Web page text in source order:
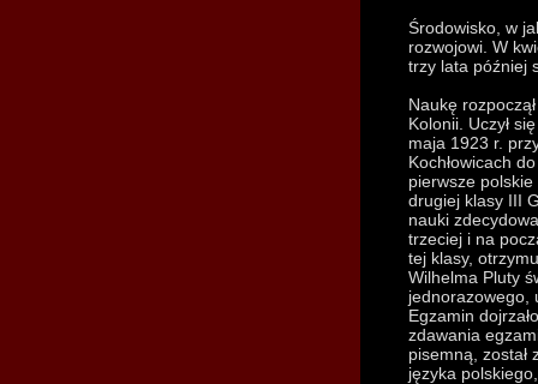
Środowisko, w
rozwojowi. W
trzy lata później
Naukę
Kolonii. Uczył
maja 1923 r.
Kochłowicach
pierwsze
drugiej klasy III
nauki
trzeciej i na
tej klasy,
Wilhelma Pluty
jednorazowego,
Egzamin
zdawania
pisemną, został
języka